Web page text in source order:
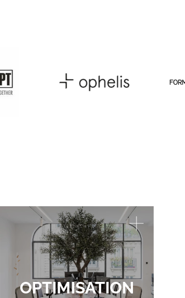
OPTIMISATION